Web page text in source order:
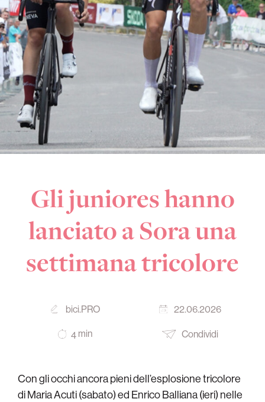
Gli juniores hanno
lanciato a Sora una
settimana tricolore
bici.PRO 22.06.2026
4 min Condividi
Con gli occhi ancora pieni dell’esplosione tricolore
di Maria Acuti (sabato) ed Enrico Balliana (ieri) nelle